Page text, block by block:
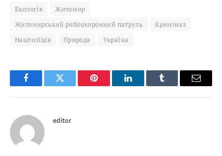
Екологія
Житомир
Житомирський рибоохоронний патруль
Кримінал
Нацполіція
Природа Україна
FacebookTwitter Pinterest LinkedInTumblr Email
editor